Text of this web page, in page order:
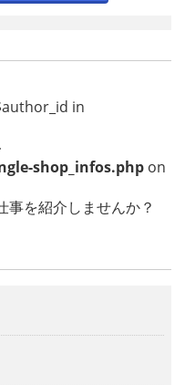
in
shop_infos.php on
事を紹介しませんか？